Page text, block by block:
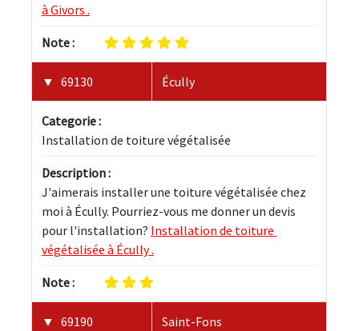
à Givors .
Note :
69130 Écully
Categorie :
Installation de toiture végétalisée
Description :
J'aimerais installer une toiture végétalisée chez
moi à Écully. Pourriez-vous me donner un devis
pour l'installation? Installation de toiture
végétalisée à Écully .
Note :
69190 Saint-Fons